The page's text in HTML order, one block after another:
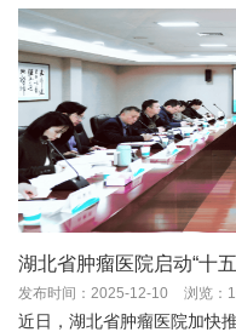
湖北省肿瘤医院启动“十
发布时间：2025-12-10 浏览：
近日，湖北省肿瘤医院加快